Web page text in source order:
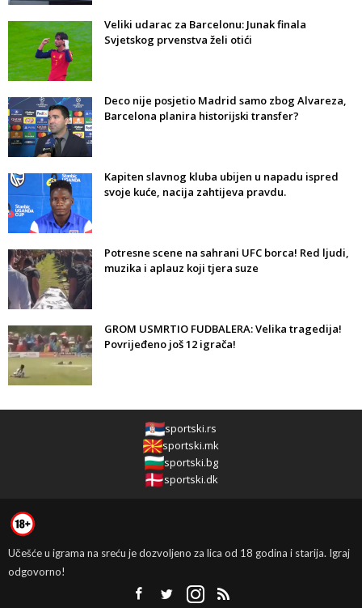
Veliki udarac za Barcelonu: Junak finala
Svjetskog prvenstva želi otići
Deco nije posjetio Madrid samo zbog Alvareza,
Barcelona planira historijski transfer?
Kapiten slavnog kluba ubijen u napadu ispred
svoje kuće, nacija zahtijeva pravdu.
Potresne scene na sahrani UFC borca! Red ljudi,
muzika i aplauz koji tjera suze
GROM USMRTIO FUDBALERA: Velika tragedija!
Povrijeđeno još 12 igrača!
sportski.rs
sportski.mk
sportski.bg
sportski.dk
Učešće u igrama na sreću je dozvoljeno za lica od 18 godina i starija. Igraj
odgovorno!